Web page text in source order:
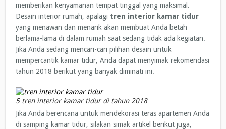
memberikan kenyamanan tempat tinggal yang maksimal.
Desain interior rumah, apalagi tren interior kamar tidur
yang menawan dan menarik akan membuat Anda betah
berlama-lama di dalam rumah saat sedang tidak ada kegiatan.
Jika Anda sedang mencari-cari pilihan desain untuk
mempercantik kamar tidur, Anda dapat menyimak rekomendasi
tahun 2018 berikut yang banyak diminati ini.
5 tren interior kamar tidur di tahun 2018
Jika Anda berencana untuk mendekorasi teras apartemen Anda
di samping kamar tidur, silakan simak artikel berikut juga,